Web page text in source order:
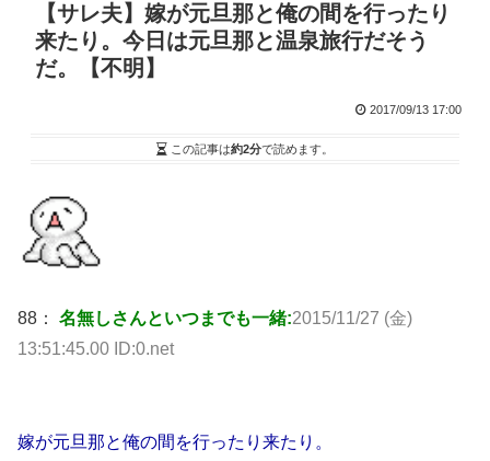
【サレ夫】嫁が元旦那と俺の間を行ったり
来たり。今日は元旦那と温泉旅行だそう
だ。【不明】
2017/09/13 17:00
この記事は約2分で読めます。
88： 名無しさんといつまでも一緒:2015/11/27 (金)
13:51:45.00 ID:0.net
嫁が元旦那と俺の間を行ったり来たり。